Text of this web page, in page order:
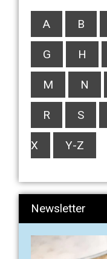
A B
G H
M N
R S
X Y-Z
Newsletter